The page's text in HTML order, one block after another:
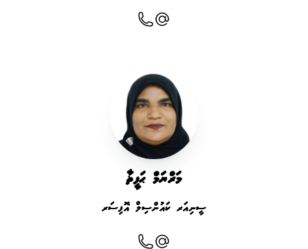
މަރްޔަމް ޙަފީޡާ
ސީނިއަރ ކައުންސިލް އޮފިސަރ